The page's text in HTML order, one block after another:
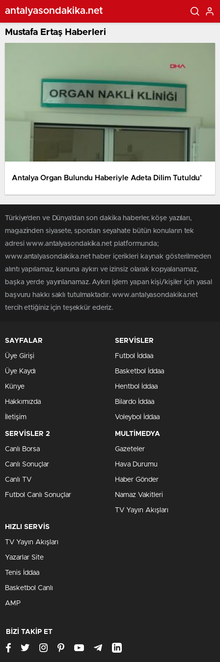
antalyasondakika.net
Mustafa Ertaş Haberleri
Antalya Organ Bulundu Haberiyle Adeta Dilim Tutuldu’
Türkiye'den ve Dünya’dan son dakika haberler, köşe yazıları,
magazinden siyasete, spordan seyahate bütün konuların tek
adresi www.antalyasondakika.net platformunda;
www.antalyasondakika.net haber içerikleri kaynak gösterilmeden
alıntı yapılamaz, kanuna aykırı ve izinsiz olarak kopyalanamaz,
başka yerde yayınlanamaz. Aykırı işlem yapan kişi/kişiler için yasal
başvuru hakkı saklı tutulmaktadır. www.antalyasondakika.net
tercih ettiğiniz için teşekkür ederiz.
SAYFALAR
Üye Girişi
Üye Kaydı
Künye
Hakkımızda
İletişim
SERVİSLER
Futbol İddaa
Basketbol İddaa
Hentbol İddaa
Bilardo İddaa
Voleybol İddaa
SERVİSLER 2
Canlı Borsa
Canlı Sonuçlar
Canlı TV
Futbol Canlı Sonuçlar
MULTİMEDYA
Gazeteler
Hava Durumu
Haber Gönder
Namaz Vakitleri
TV Yayın Akışları
HIZLI SERVİS
TV Yayın Akışları
Yazarlar Site
Tenis İddaa
Basketbol Canlı
AMP
BİZİ TAKİP ET